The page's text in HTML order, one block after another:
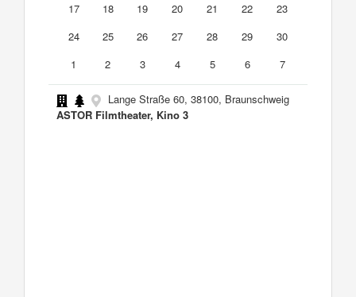
17
18 19 20 21 22
23
24
25 26 27 28 29
30
1
2 3 4 5 6 7
Lange Straße 60, 38100, Braunschweig
ASTOR Filmtheater, Kino 3